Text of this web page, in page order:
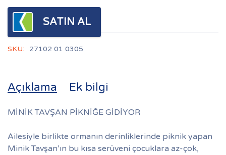
SATIN AL
SKU: 27102 01 0305
Açıklama Ek bilgi
MİNİK TAVŞAN PİKNİĞE GİDİYOR
Ailesiyle birlikte ormanın derinliklerinde piknik yapan
Minik Tavşan’ın bu kısa serüveni çocuklara az-çok,